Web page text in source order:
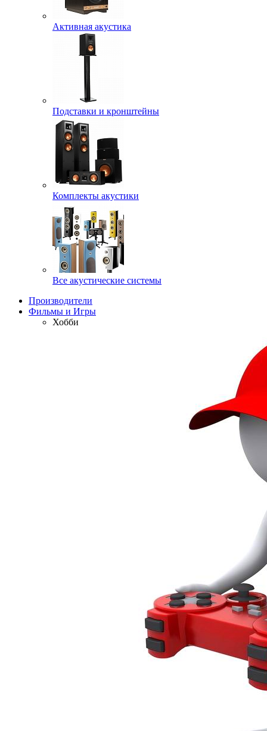
Активная акустика
Подставки и кронштейны
Комплекты акустики
Все акустические системы
Производители
Фильмы и Игры
Хобби